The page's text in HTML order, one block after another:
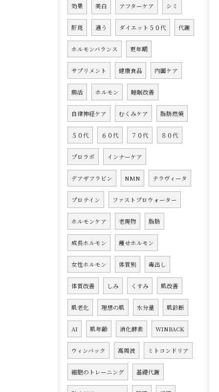
効果 美白 アフターケア シミ
肝斑 通う ダイエット５０代 代謝
ホルモンバランス 更年期
サプリメント 健康食品 内面ケア
腸活 ホルモン 睡眠改善
自律神経ケア むくみケア 脂肪燃焼
５０代 ６０代 ７０代 ８０代
プロラボ インナーケア
デアザフラビン NMN テラヴィータ
プロテイン ファストプロウォーター
ホルモンケア 老廃物 脂肪
成長ホルモン 痩せホルモン
女性ホルモン 体質別 毒出し
体質改善 しみ くすみ 肌改善
肌老化 理想の肌 水分量 肌診断
AI 肌年齢 消化酵素 WINBACK
ウィンバック 高周波 ミトコンドリア
細胞のトレーニング 基礎代謝